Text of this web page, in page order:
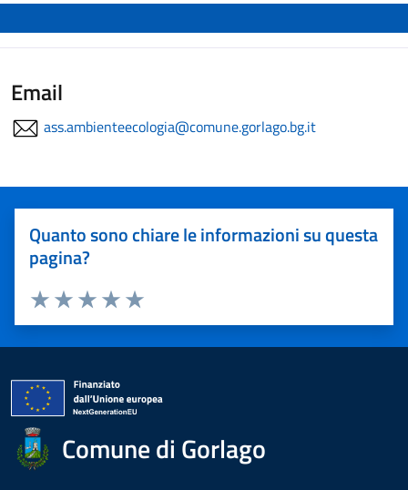
Email
ass.ambienteecologia@comune.gorlago.bg.it
Quanto sono chiare le informazioni su questa
pagina?
Valuta 5 stelle su 5
Valuta 4 stelle su 5
Valuta 3 stelle su 5
Valuta 2 stelle su 5
Valuta 1 stelle su 5
Comune di Gorlago